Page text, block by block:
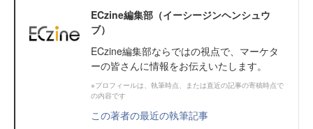
ECzine編集部（イーシージンヘンシュウ
ブ）
ECzine編集部ならではの視点で、マーケタ
ーの皆さんに情報をお伝えいたします。
※プロフィールは、執筆時点、または直近の記事の寄稿時点で
の内容です
この著者の最近の執筆記事